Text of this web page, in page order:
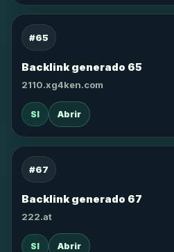
#65
Backlink generado 65
2110.xg4ken.com
SI Abrir
#67
Backlink generado 67
222.at
SI Abrir